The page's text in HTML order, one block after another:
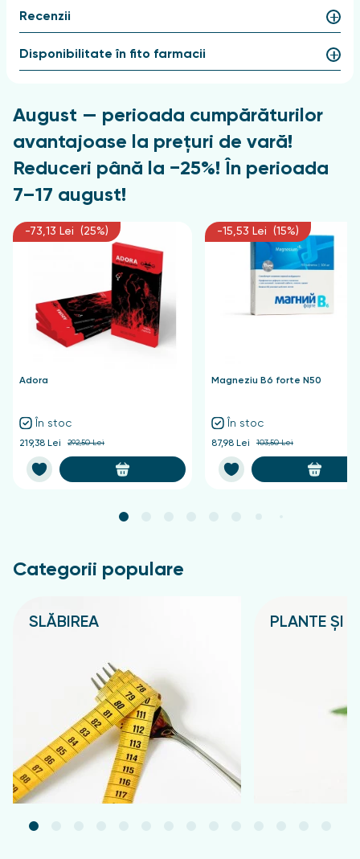
Recomandări pentru aplicare
Doza recomandată pentru adulți este de un
Compoziție
Zahăr, arome, glucoză, amidon, acid ascorbic.
Contraindicații
Intoleranță individuală a componentelor BAD, sarcină,
alăptare, tulburare de schimb de carbohidrați, diabet
Forma de problemă
10 Comprimate de 3 g
Recenzii
Disponibilitate în fito farmacii
August — perioada cumpărăturilor
avantajoase la prețuri de vară!
Reduceri până la −25%! În perioada
7–17 august!
-73,13 Lei (25%)
Adora
În stoc
219,38 Lei 292,50 Lei
-15,53 Lei (15%)
Magneziu B6 forte N50
În stoc
87,98 Lei 103,50 Lei
Categorii populare
SLĂBIREA PLANTE ȘI